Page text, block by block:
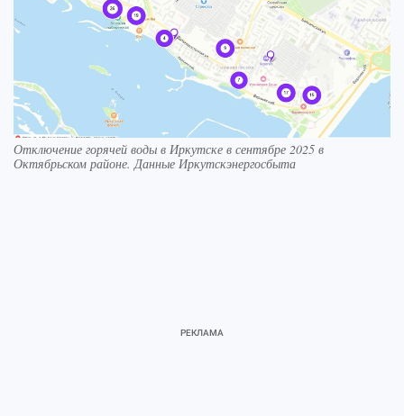
Отключение горячей воды в Иркутске в сентябре 2025 в
Октябрьском районе. Данные Иркутскэнергосбыта